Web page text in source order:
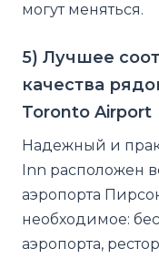
могут меняться.
5) Лучшее
качества
Toronto Airport
Надежный и
Inn расположен
аэропорта
необходимое:
аэропорта,